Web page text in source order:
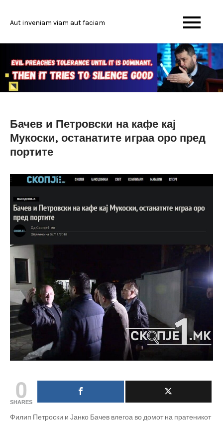
Aut inveniam viam aut faciam
Бачев и Петровски на кафе кај
Мукоски, останатите играа оро пред
портите
0
SHARES
Филип Петроски и Јанко Бачев влегоа во домот на пратеникот